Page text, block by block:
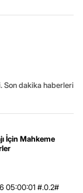
Son dakika haberleri
İçin Mahkeme
05:00:01 #.0.2#